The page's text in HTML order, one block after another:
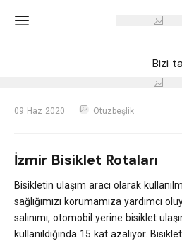
'
Bizi
09 Haz 2020 Otuzbeşlik
İzmir Bisiklet Rotaları
Bisikletin ulaşım aracı olarak
sağlığımızı korumamıza yardımcı
salınımı, otomobil yerine bisiklet
kullanıldığında 15 kat azalıyor.